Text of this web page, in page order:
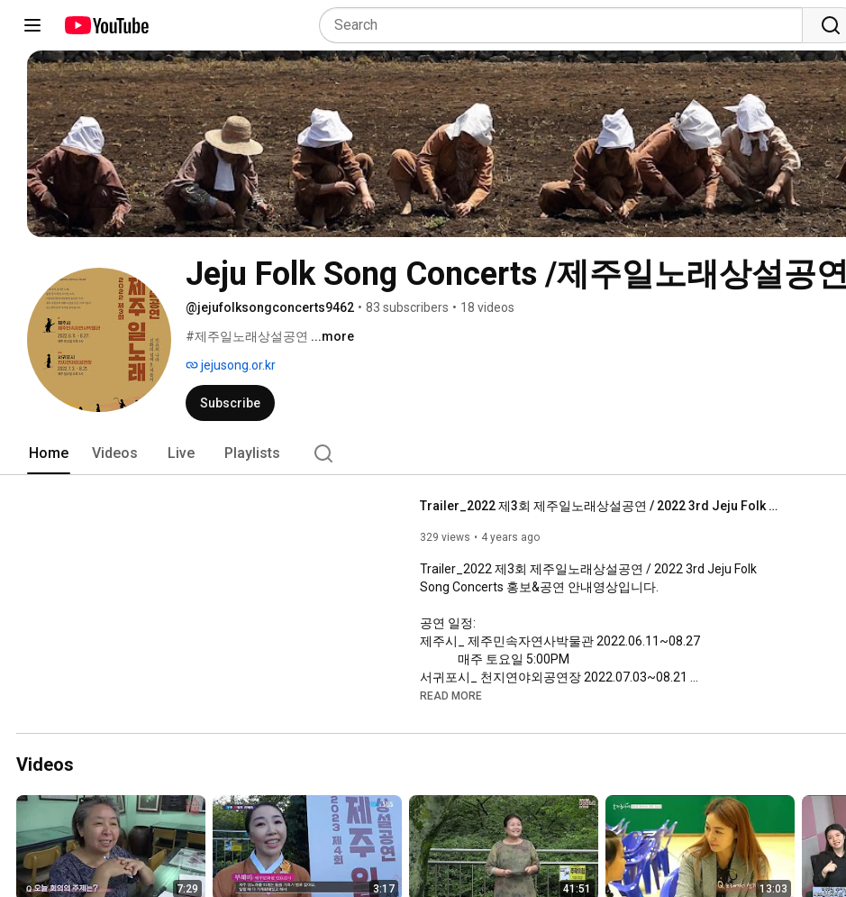
Jeju Folk Song Concerts /제주일노래상설공연
@jejufolksongconcerts9462 • 83 subscribers • 18 videos
#제주일노래상설공연 ...more
jejusong.or.kr
Subscribe
Home Videos Live Playlists
Trailer_2022 제3회 제주일노래상설공연 / 2022 3rd Jeju Folk Song Concerts
329 views 4 years ago
Trailer_2022 제3회 제주일노래상설공연 / 2022 3rd Jeju Folk
Song Concerts 홍보&공연 안내영상입니다.
공연 일정:
제주시_ 제주민속자연사박물관 2022.06.11~08.27
              매주 토요일 5:00PM
서귀포시_ 천지연야외공연장 2022.07.03~08.21
                  매주 일요일 5:00PM
READ MORE
Videos
7:29 3:17 41:51 13:03